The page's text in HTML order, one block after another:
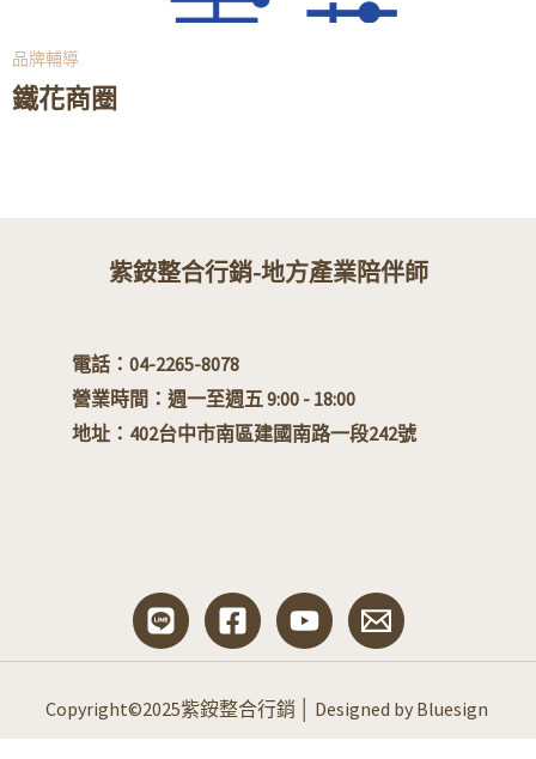
品牌輔導
鐵花商圈
紫銨整合行銷-地方產業陪伴師
電話：04-2265-8078
營業時間：週一至週五 9:00 - 18:00
地址： 402台中市南區建國南路一段242號
Copyright©2025紫銨整合行銷 │ Designed by Bluesign